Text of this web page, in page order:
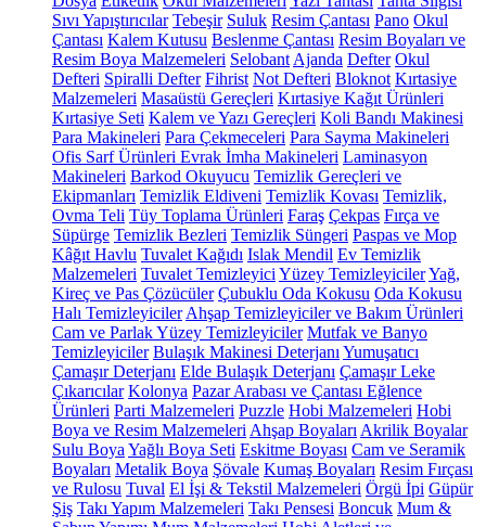
Sıvı Yapıştırıcılar Tebeşir Suluk Resim Çantası Pano Okul
Çantası Kalem Kutusu Beslenme Çantası Resim Boyaları ve
Resim Boya Malzemeleri Selobant Ajanda Defter Okul
Defteri Spiralli Defter Fihrist Not Defteri Bloknot Kırtasiye
Malzemeleri Masaüstü Gereçleri Kırtasiye Kağıt Ürünleri
Kırtasiye Seti Kalem ve Yazı Gereçleri Koli Bandı Makinesi
Para Makineleri Para Çekmeceleri Para Sayma Makineleri
Ofis Sarf Ürünleri Evrak İmha Makineleri Laminasyon
Makineleri Barkod Okuyucu Temizlik Gereçleri ve
Ekipmanları Temizlik Eldiveni Temizlik Kovası Temizlik,
Ovma Teli Tüy Toplama Ürünleri Faraş Çekpas Fırça ve
Süpürge Temizlik Bezleri Temizlik Süngeri Paspas ve Mop
Kâğıt Havlu Tuvalet Kağıdı Islak Mendil Ev Temizlik
Malzemeleri Tuvalet Temizleyici Yüzey TemizleyicilerYağ,
Kireç ve Pas Çözücüler Çubuklu Oda Kokusu Oda Kokusu
Halı Temizleyiciler Ahşap Temizleyiciler ve Bakım Ürünleri
Cam ve Parlak Yüzey Temizleyiciler Mutfak ve Banyo
Temizleyiciler Bulaşık Makinesi Deterjanı Yumuşatıcı
Çamaşır Deterjanı Elde Bulaşık Deterjanı Çamaşır Leke
Çıkarıcılar Kolonya Pazar Arabası ve Çantası Eğlence
Ürünleri Parti Malzemeleri Puzzle Hobi Malzemeleri Hobi
Boya ve Resim Malzemeleri Ahşap Boyaları Akrilik Boyalar
Sulu Boya Yağlı Boya Seti Eskitme Boyası Cam ve Seramik
Boyaları Metalik Boya Şövale Kumaş Boyaları Resim Fırçası
ve Rulosu Tuval El İşi & Tekstil Malzemeleri Örgü İpi Güpür
Şiş Takı Yapım Malzemeleri Takı Pensesi Boncuk Mum &